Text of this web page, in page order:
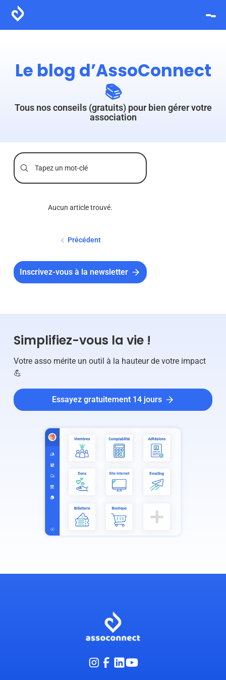
Le blog d’AssoConnect
📚
Tous nos conseils (gratuits) pour bien gérer votre
association
Aucun article trouvé.
Précédent
Inscrivez-vous à la newsletter
Simplifiez-vous la vie !
Votre asso mérite un outil à la hauteur de votre impact
💪
Essayez gratuitement 14 jours